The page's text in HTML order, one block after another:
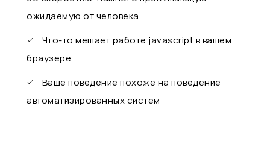
ожидаемую от человека
Что-то мешает работе javascript в вашем
браузере
Ваше поведение похоже на поведение
автоматизированных систем